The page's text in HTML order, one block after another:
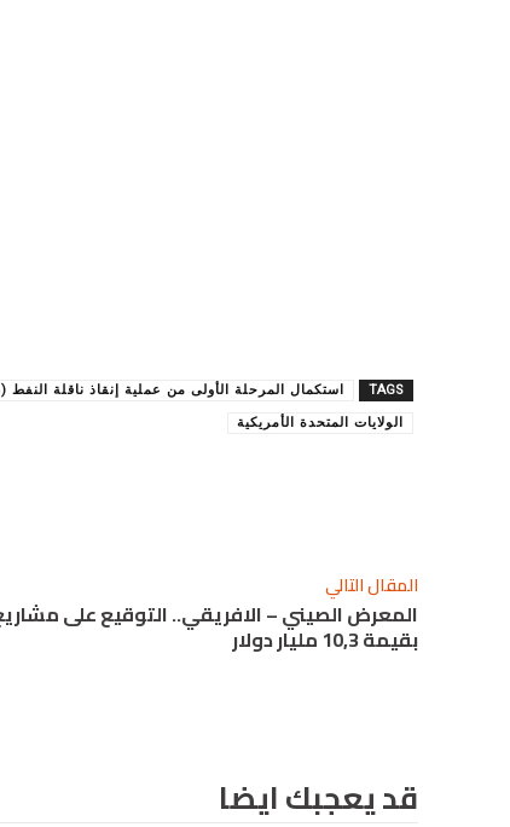
TAGS استكمال المرحلة الأولى من عملية إنقاذ ناقلة
الولايات المتحدة الأمريكية
المقال التالي
المعرض الصيني – الافريقي.. التوقيع على
بقيمة 10,3 مليار دولار
قد يعجبك ايضا